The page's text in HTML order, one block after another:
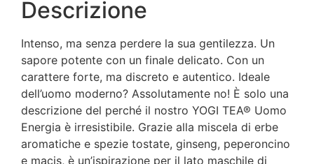
Descrizione
Intenso, ma senza perdere la sua gentilezza. Un
sapore potente con un finale delicato. Con un
carattere forte, ma discreto e autentico. Ideale
dell’uomo moderno? Assolutamente no! È solo una
descrizione del perché il nostro YOGI TEA® Uomo
Energia è irresistibile. Grazie alla miscela di erbe
aromatiche e spezie tostate, ginseng, peperoncino
e macis, è un’ispirazione per il lato maschile di